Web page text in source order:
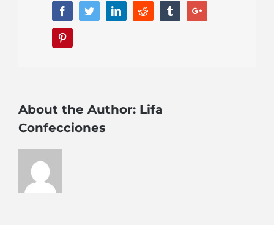
FacebookTwitterLinkedinReddit TumblrGoogle+
About the Author: Lifa
Confecciones